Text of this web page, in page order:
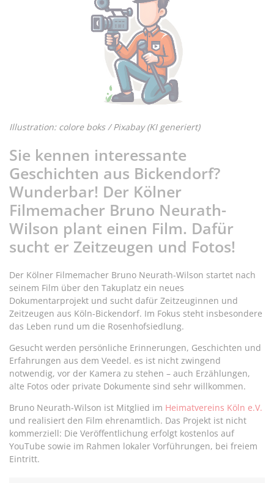
Illustration: colore boks / Pixabay (KI generiert)
Sie kennen interessante
Geschichten aus Bickendorf?
Wunderbar! Der Kölner
Filmemacher Bruno Neurath-
Wilson plant einen Film. Dafür
sucht er Zeitzeugen und Fotos!
Der Kölner Filmemacher Bruno Neurath-Wilson startet nach
seinem Film über den Takuplatz ein neues
Dokumentarprojekt und sucht dafür Zeitzeuginnen und
Zeitzeugen aus Köln-Bickendorf. Im Fokus steht insbesondere
das Leben rund um die Rosenhofsiedlung.
Gesucht werden persönliche Erinnerungen, Geschichten und
Erfahrungen aus dem Veedel. es ist nicht zwingend
notwendig, vor der Kamera zu stehen – auch Erzählungen,
alte Fotos oder private Dokumente sind sehr willkommen.
Bruno Neurath-Wilson ist Mitglied im Heimatvereins Köln e.V.
und realisiert den Film ehrenamtlich. Das Projekt ist nicht
kommerziell: Die Veröffentlichung erfolgt kostenlos auf
YouTube sowie im Rahmen lokaler Vorführungen, bei freiem
Eintritt.